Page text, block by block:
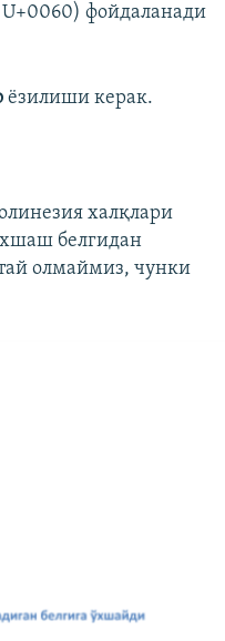
фойдаланади
ёзилиши керак.
халқлари
белгидан
олмаймиз, чунки